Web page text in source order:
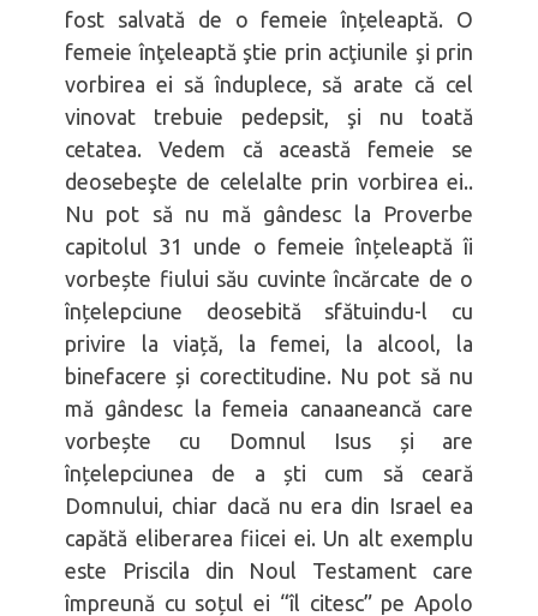
fost salvată de o femeie înțeleaptă. O
femeie înţeleaptă ştie prin acţiunile şi prin
vorbirea ei să înduplece, să arate că cel
vinovat trebuie pedepsit, şi nu toată
cetatea. Vedem că această femeie se
deosebeşte de celelalte prin vorbirea ei..
Nu pot să nu mă gândesc la Proverbe
capitolul 31 unde o femeie înțeleaptă îi
vorbește fiului său cuvinte încărcate de o
înțelepciune deosebită sfătuindu-l cu
privire la viață, la femei, la alcool, la
binefacere și corectitudine. Nu pot să nu
mă gândesc la femeia canaaneancă care
vorbește cu Domnul Isus și are
înțelepciunea de a ști cum să ceară
Domnului, chiar dacă nu era din Israel ea
capătă eliberarea fiicei ei. Un alt exemplu
este Priscila din Noul Testament care
împreună cu soțul ei “îl citesc” pe Apolo